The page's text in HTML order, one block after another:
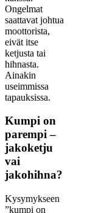
Ongelmat
saattavat johtua
moottorista,
eivät itse
ketjusta tai
hihnasta.
Ainakin
useimmissa
tapauksissa.
Kumpi on
parempi –
jakoketju
vai
jakohihna?
Kysymykseen
”kumpi on